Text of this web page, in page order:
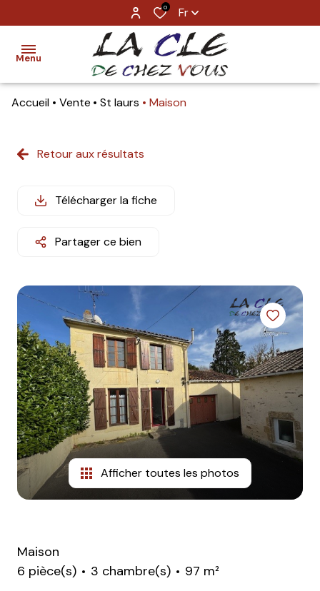
0 Fr
Menu
TROUVER
ESTIMATION
AGENCES
CONTACT
Accueil Vente St laurs Maison
Retour aux résultats
Télécharger la fiche
Partager ce bien
Afficher toutes les photos
Maison
6 pièce(s)
3 chambre(s)
97 m²